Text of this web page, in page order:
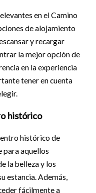
en el Camino
de alojamiento
y recargar
la mejor opción de
en la experiencia
tener en cuenta
histórico
histórico de
para aquellos
la belleza y los
estancia. Además,
fácilmente a